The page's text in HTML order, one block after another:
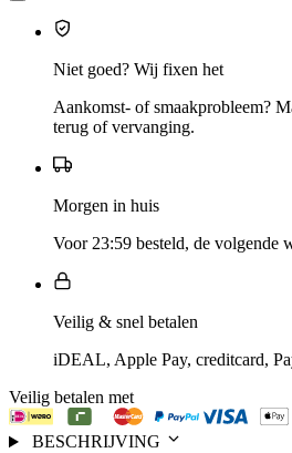
Niet goed? Wij fixen het
Aankomst- of smaakprobleem?
terug of vervanging.
Morgen in huis
Voor 23:59 besteld, de volgende
Veilig & snel betalen
iDEAL, Apple Pay, creditcard,
Veilig betalen met
BESCHRIJVING